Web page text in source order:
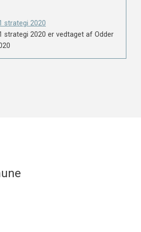
strategi 2020
strategi 2020 er vedtaget af Odder